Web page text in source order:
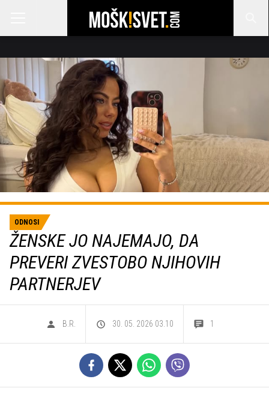
ODNOSI
ŽENSKE JO NAJEMAJO, DA
PREVERI ZVESTOBO NJIHOVIH
PARTNERJEV
B.R. 30. 05. 2026 03.10 1